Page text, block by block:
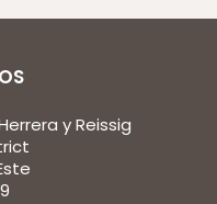
y Reissig